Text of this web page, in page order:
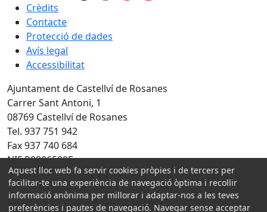
Crèdits
Contacte
Protecció de dades
Avís legal
Accessibilitat
Ajuntament de Castellví de Rosanes
Carrer Sant Antoni, 1
08769 Castellví de Rosanes
Tel. 937 751 942
Fax 937 740 684
NIF P0806500E
Amb la col·laboració de:
Aquest lloc web fa servir cookies pròpies i de tercers per
facilitar-te una experiència de navegació òptima i recollir
informació anònima per millorar i adaptar-nos a les teves
preferències i pautes de navegació. Navegar sense acceptar